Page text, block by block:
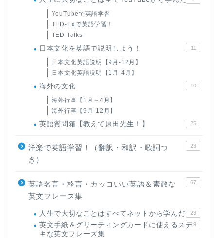
YouTubeで英語学習
TED-Edで英語学習！
TED Talks
日本文化を英語で説明しよう！ 11
日本文化英語説明【9月-12月】
日本文化英語説明【1月-4月】
海外の文化 10
海外行事【1月～4月】
海外行事【9月-12月】
英語質問箱【教えて原田先生！】 25
洋楽で英語学習！（翻訳・和訳・歌詞つ
き）
23
英語名言・格言・カッコいい英語＆素敵な
英文フレーズ集
67
人生で大切なことはすべてネットから学んだ 23
英文手紙＆グリーティングカードに使えるステ
キな英文フレーズ集
19